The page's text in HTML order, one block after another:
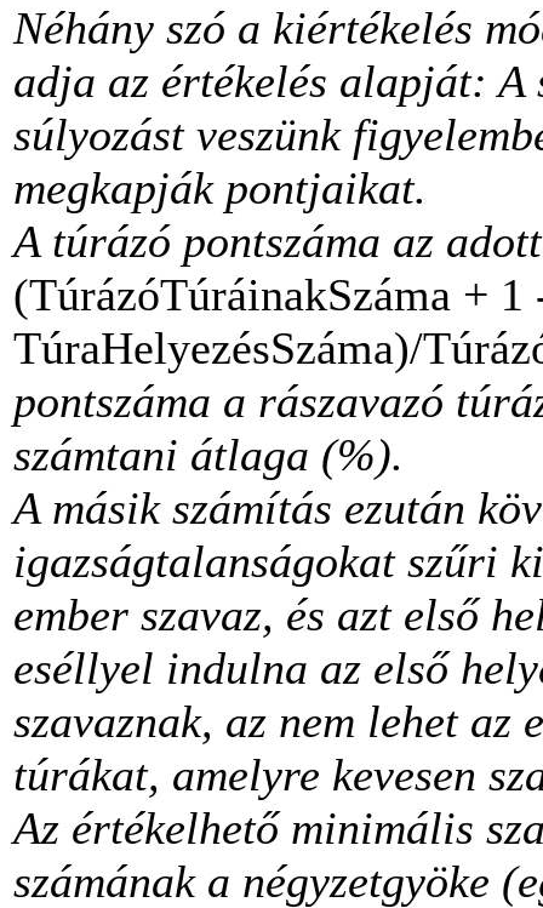
Néhány szó a kiértékelés
adja az értékelés alapját: A
súlyozást veszünk
megkapják pontjaikat.
A túrázó pontszáma az
(TúrázóTúráinakSzáma + 1
TúraHelyezésSzáma)/
pontszáma a rászavazó
számtani átlaga (%).
A másik számítás ezután
igazságtalanságokat szűri
ember szavaz, és azt első
eséllyel indulna az első
szavaznak, az nem lehet az
túrákat, amelyre kevesen
Az értékelhető minimális
számának a négyzetgyöke